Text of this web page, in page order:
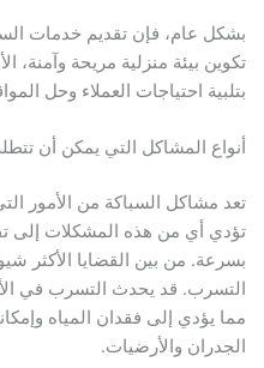
تكوين بيئة منزلية مريحة وآمنة،
بتلبية احتياجات العملاء وحل
أنواع المشاكل التي يمكن أن
تعد مشاكل السباكة من الأمور
تؤدي أي من هذه المشكلات إلى
بسرعة. من بين القضايا الأكثر
التسرب. قد يحدث التسرب في
مما يؤدي إلى فقدان المياه
الجدران والأرضيات.